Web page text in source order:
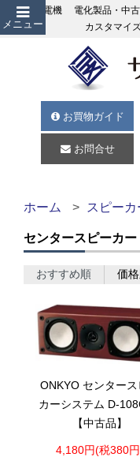
メニュー
サンクス電機 電化製品・中
カスタマイ
お買物ガイド
お問合せ
ホーム スピーカ
センタースピーカー
おすすめ順 価
ONKYO センタース
カーシステム D-
【中古品】
4,180円(税380